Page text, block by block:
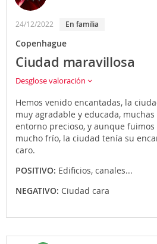
24/12/2022 En familia
Copenhague
Ciudad maravillosa
Desglose valoración
Hemos venido encantadas, la
muy agradable y educada,
entorno precioso, y aunque
mucho frío, la ciudad tenía su
caro.
POSITIVO: Edificios, canales...
NEGATIVO: Ciudad cara